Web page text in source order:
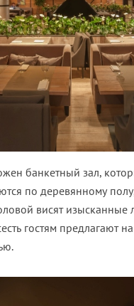
банкетный зал,
по деревянному
висят изысканные
гостям предлагают